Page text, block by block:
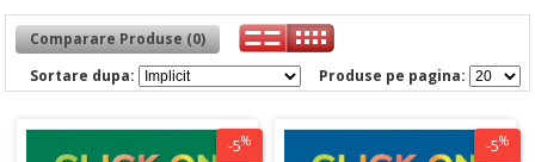
Comparare Produse (0)
Produse pe pagina:
Sortare dupa:
-5% -5%